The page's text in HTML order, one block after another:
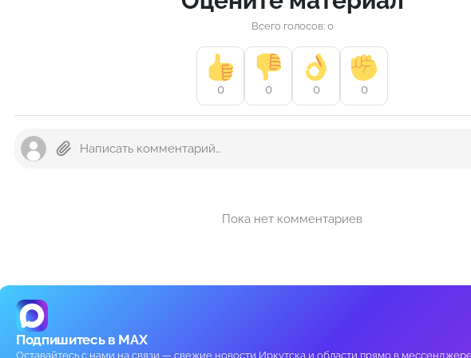
Всего голосов: 0
0 0 0 0
Пока нет комментариев
Подпишитесь в MAX
Оставайтесь с нами на связи — свежие новости Иркутска и области прямо в